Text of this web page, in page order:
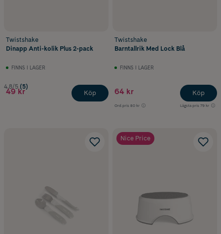
Twistshake
Dinapp Anti-kolik Plus 2-pack
FINNS I LAGER
4.8/5 (5)
49 kr Köp
Twistshake
Barntallrik Med Lock Blå
FINNS I LAGER
64 kr
Ord.pris 80 kr Lägsta pris 79 kr
Köp
Nice Price